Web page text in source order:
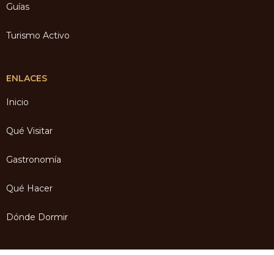
Guías
Turismo Activo
ENLACES
Inicio
Qué Visitar
Gastronomía
Qué Hacer
Dónde Dormir